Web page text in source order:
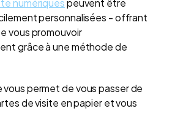
numériquespeuvent être
personnalisées - offrant
vous promouvoir
grâce à une méthode de
permet de vous passer de
de visite en papier et vous